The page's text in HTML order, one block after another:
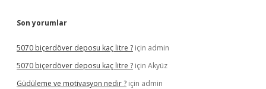
Son yorumlar
5070 biçerdöver deposu kaç litre ? için admin
5070 biçerdöver deposu kaç litre ? için Akyüz
Güdüleme ve motivasyon nedir ? için admin